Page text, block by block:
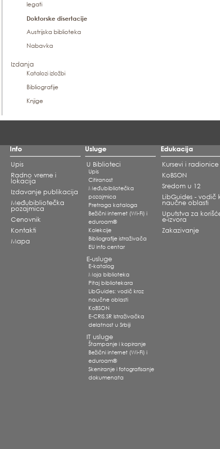
legati
Doktorske disertacije
Austrijska biblioteka
Nabavka
Izdanja
Katalozi izložbi
Bibliografije
Knjige
Info
Upis
Radno vreme i
lokacija
Izdavanje publikacija
Međubibliotečka
pozajmica
Cenovnik
Kontakti
Mapa
Usluge
U Biblioteci
Upis
Citiranost
Međubibliotečka
pozajmica
Pretraga kataloga
Bežični internet (Wi-Fi) i
eduroam®
Kolekcije
Bibliografije istraživača
EU info centar
E-usluge
E-katalog
Moja biblioteka
Pitaj bibliotekara
LibGuides: vodič kroz
naučne oblasti
KoBSON
E-CRIS.SR Istraživačka
delatnost u Srbiji
IT usluge
Štampanje i kopiranje
Bežični internet (Wi-Fi) i
eduroam®
Skeniranje i fotografisanje
dokumenata
Edukacija
Kursevi i radionice
KoBSON
Sredom u 12
LibGuides - vodič
naučne oblasti
Uputstva za
e-izvora
Zakazivanje